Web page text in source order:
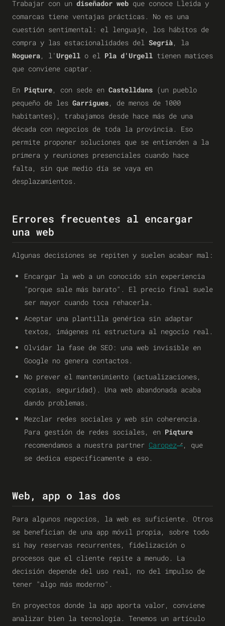
Trabajar con un diseñador web que conoce Lleida y
comarcas tiene ventajas prácticas. No es una
cuestión sentimental: el lenguaje, los hábitos de
compra y las estacionalidades del Segrià, la
Noguera, l'Urgell o el Pla d'Urgell tienen matices
que conviene captar.
En Piqture, con sede en Castelldans (un pueblo
pequeño de les Garrigues, de menos de 1000
habitantes), trabajamos desde hace más de una
década con negocios de toda la provincia. Eso
permite proponer soluciones que se entienden a la
primera y reuniones presenciales cuando hace
falta, sin que medio día se vaya en
desplazamientos.
Errores frecuentes al encargar
una web
Algunas decisiones se repiten y suelen acabar mal:
Encargar la web a un conocido sin experiencia
"porque sale más barato". El precio final suele
ser mayor cuando toca rehacerla.
Aceptar una plantilla genérica sin adaptar
textos, imágenes ni estructura al negocio real.
Olvidar la fase de SEO: una web invisible en
Google no genera contactos.
No prever el mantenimiento (actualizaciones,
copias, seguridad). Una web abandonada acaba
dando problemas.
Mezclar redes sociales y web sin coherencia.
Para gestión de redes sociales, en Piqture
recomendamos a nuestra partner Caropez
, que
se dedica específicamente a eso.
Web, app o las dos
Para algunos negocios, la web es suficiente. Otros
se benefician de una app móvil propia, sobre todo
si hay reservas recurrentes, fidelización o
procesos que el cliente repite a menudo. La
decisión depende del uso real, no del impulso de
tener "algo más moderno".
En proyectos donde la app aporta valor, conviene
analizar bien la tecnología. Tenemos un artículo